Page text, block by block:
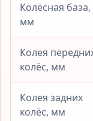
Колёсная база,
мм
Колея
колёс, мм
Колея задних
колёс, мм